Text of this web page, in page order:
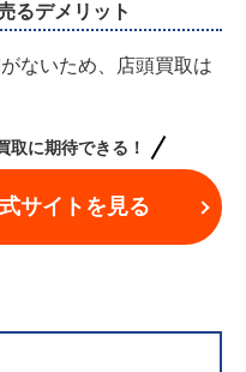
るデメリット
ないため、店頭買取は
取に期待できる！
サイトを見る